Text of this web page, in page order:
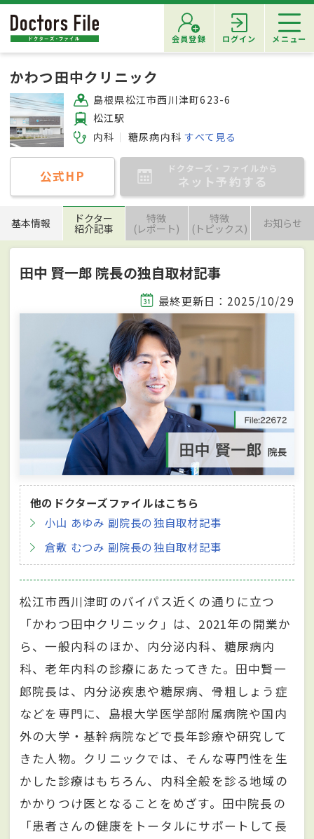
会員登録 ログイン メニュー
かわつ田中クリニック
島根県松江市西川津町623-6
松江駅
内科
糖尿病内科 すべて見る
公式HP ドクターズ・ファイルから
ネット予約する
基本情報 ドクター
紹介記事
特徴
(レポート)
特徴
(トピックス) お知らせ
田中 賢一郎 院長の独自取材記事
最終更新日：2025/10/29
他のドクターズファイルはこちら
小山 あゆみ 副院長の独自取材記事
倉敷 むつみ 副院長の独自取材記事
松江市西川津町のバイパス近くの通りに立つ
「かわつ田中クリニック」は、2021年の開業か
ら、一般内科のほか、内分泌内科、糖尿病内
科、老年内科の診療にあたってきた。田中賢一
郎院長は、内分泌疾患や糖尿病、骨粗しょう症
などを専門に、島根大学医学部附属病院や国内
外の大学・基幹病院などで長年診療や研究して
きた人物。クリニックでは、そんな専門性を生
かした診療はもちろん、内科全般を診る地域の
かかりつけ医となることをめざす。田中院長の
「患者さんの健康をトータルにサポートして長